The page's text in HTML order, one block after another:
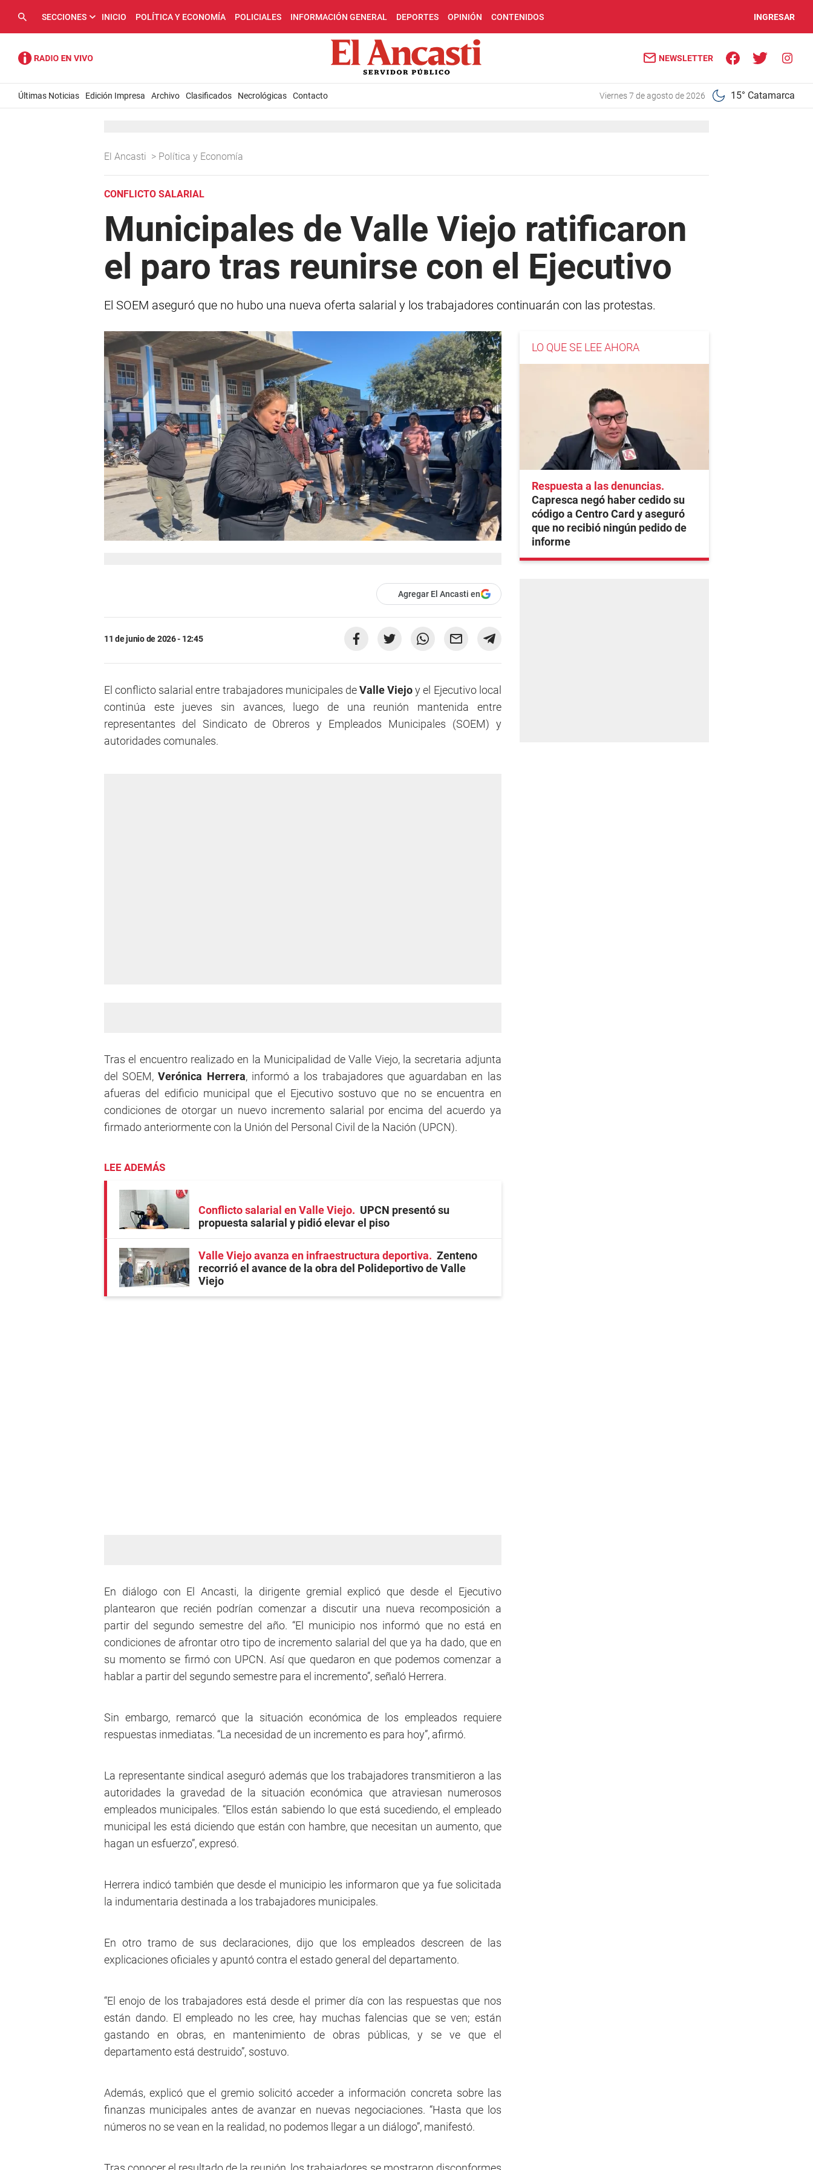
SECCIONES INICIO POLÍTICA Y ECONOMÍA POLICIALES INFORMACIÓN GENERAL DEPORTES OPINIÓN CONTENIDOS INGRESAR
NEWSLETTER
Últimas Noticias Edición Impresa Archivo Clasificados Necrológicas Contacto viernes 7 de agosto de 2026 15° Catamarca
El Ancasti > Política y Economía
CONFLICTO SALARIAL
Municipales de Valle Viejo ratificaron
el paro tras reunirse con el Ejecutivo
El SOEM aseguró que no hubo una nueva oferta salarial y los trabajadores continuarán con las protestas.
Agregar El Ancasti en
11 de junio de 2026 - 12:45
El conflicto salarial entre trabajadores municipales deValle Viejoy el Ejecutivo local
continúa este jueves sin avances, luego de una reunión mantenida entre
representantes del Sindicato de Obreros y Empleados Municipales (SOEM) y
autoridades comunales.
Tras el encuentro realizado en la Municipalidad de Valle Viejo, la secretaria adjunta
del SOEM,Verónica Herrera, informó a los trabajadores que aguardaban en las
afueras del edificio municipal que el Ejecutivo sostuvo que no se encuentra en
condiciones de otorgar un nuevo incremento salarial por encima del acuerdo ya
firmado anteriormente con la Unión del Personal Civil de la Nación (UPCN).
LEE ADEMÁS
Conflicto salarial en Valle Viejo
UPCN presentó su
propuesta salarial y pidió elevar el piso
Valle Viejo avanza en infraestructura deportiva
Zenteno
recorrió el avance de la obra del Polideportivo de Valle
Viejo
En diálogo con El Ancasti, la dirigente gremial explicó que desde el Ejecutivo
plantearon que recién podrían comenzar a discutir una nueva recomposición a
partir del segundo semestre del año. “El municipio nos informó que no está en
condiciones de afrontar otro tipo de incremento salarial del que ya ha dado, que en
su momento se firmó con UPCN. Así que quedaron en que podemos comenzar a
hablar a partir del segundo semestre para el incremento”, señaló Herrera.
Sin embargo, remarcó que la situación económica de los empleados requiere
respuestas inmediatas. “La necesidad de un incremento es para hoy”, afirmó.
La representante sindical aseguró además que los trabajadores transmitieron a las
autoridades la gravedad de la situación económica que atraviesan numerosos
empleados municipales. “Ellos están sabiendo lo que está sucediendo, el empleado
municipal les está diciendo que están con hambre, que necesitan un aumento, que
hagan un esfuerzo”, expresó.
Herrera indicó también que desde el municipio les informaron que ya fue solicitada
la indumentaria destinada a los trabajadores municipales.
En otro tramo de sus declaraciones, dijo que los empleados descreen de las
explicaciones oficiales y apuntó contra el estado general del departamento.
“El enojo de los trabajadores está desde el primer día con las respuestas que nos
están dando. El empleado no les cree, hay muchas falencias que se ven; están
gastando en obras, en mantenimiento de obras públicas, y se ve que el
departamento está destruido”, sostuvo.
Además, explicó que el gremio solicitó acceder a información concreta sobre las
finanzas municipales antes de avanzar en nuevas negociaciones. “Hasta que los
números no se vean en la realidad, no podemos llegar a un diálogo”, manifestó.
LO QUE SE LEE AHORA
Respuesta a las denuncias
Capresca negó haber cedido su
código a Centro Card y aseguró
que no recibió ningún pedido de
informe